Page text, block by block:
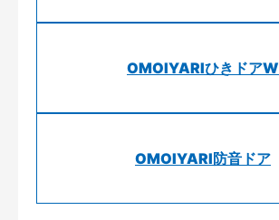
OMOIYARIひきドアW
OMOIYARI防音ドア